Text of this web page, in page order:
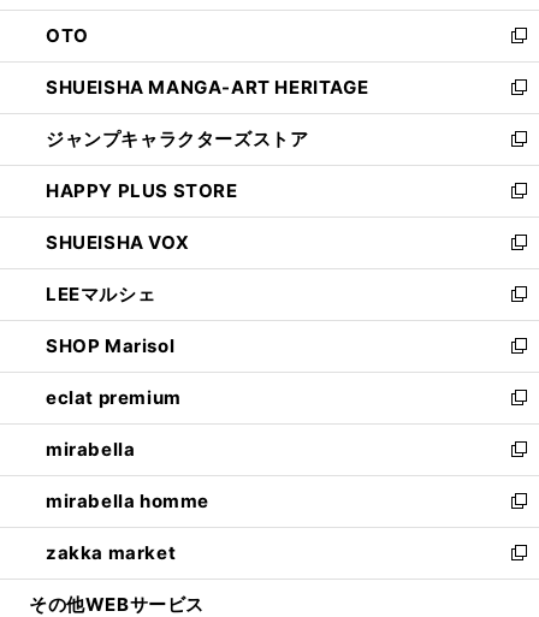
ウ
で
開
く
ン
ド
ウ
で
開
く
OTO
新
し
い
ウ
ィ
ン
ド
ウ
で
開
く
SHUEISHA MANGA-ART HERITAGE
新
し
い
ウ
ィ
ン
ド
ウ
で
開
く
ジャンプキャラクターズストア
新
し
い
ウ
ィ
ン
ド
ウ
で
開
く
HAPPY PLUS STORE
新
し
い
ウ
ィ
ン
ド
ウ
で
開
く
SHUEISHA VOX
新
し
い
ウ
ィ
ン
ド
ウ
で
開
く
LEEマルシェ
新
し
い
ウ
ィ
ン
ド
ウ
で
開
く
SHOP Marisol
新
し
い
ウ
ィ
ン
ド
ウ
で
開
eclat premium
新
し
い
ウ
ィ
ン
ド
ウ
mirabella
新
し
い
ウ
ィ
ン
mirabella homme
新
し
い
ウ
zakka market
新
し
その他WEBサービス